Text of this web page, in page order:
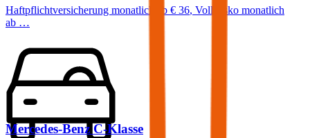
Haftpflichtversicherung monatlich ab € 36, Vollkasko monatlich
ab …
Mercedes-Benz C-Klasse